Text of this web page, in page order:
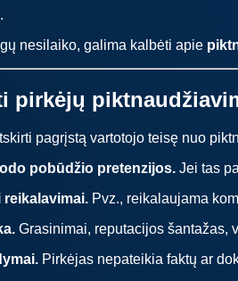
nesilaiko, galima kalbėti apie
pirkėjų
pagrįstą vartotojo teisę nuo
pobūdžio pretenzijos. Jei tas
Pvz., reikalaujama
Grasinimai, reputacijos šantažas,
Pirkėjas nepateikia faktų ar